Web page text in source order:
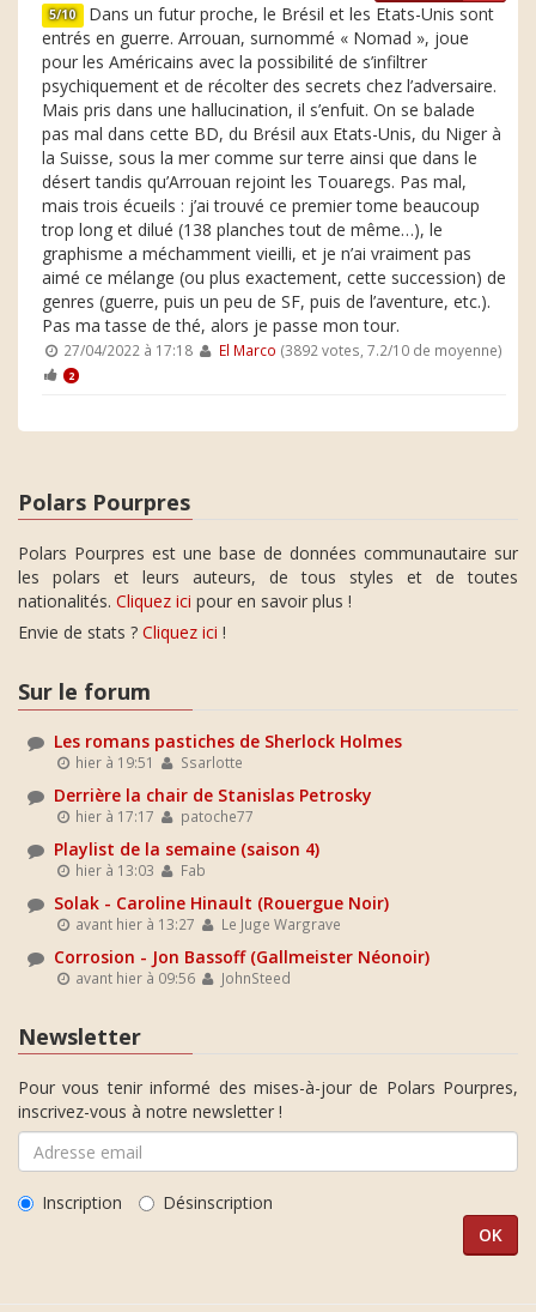
5/10 Dans un futur proche, le Brésil et les Etats-Unis sont
entrés en guerre. Arrouan, surnommé « Nomad », joue
pour les Américains avec la possibilité de s’infiltrer
psychiquement et de récolter des secrets chez l’adversaire.
Mais pris dans une hallucination, il s’enfuit. On se balade
pas mal dans cette BD, du Brésil aux Etats-Unis, du Niger à
la Suisse, sous la mer comme sur terre ainsi que dans le
désert tandis qu’Arrouan rejoint les Touaregs. Pas mal,
mais trois écueils : j’ai trouvé ce premier tome beaucoup
trop long et dilué (138 planches tout de même…), le
graphisme a méchamment vieilli, et je n’ai vraiment pas
aimé ce mélange (ou plus exactement, cette succession) de
genres (guerre, puis un peu de SF, puis de l’aventure, etc.).
Pas ma tasse de thé, alors je passe mon tour.
27/04/2022 à 17:18 El Marco (3892 votes, 7.2/10 de moyenne)
2
Polars Pourpres
Polars Pourpres est une base de données communautaire sur
les polars et leurs auteurs, de tous styles et de toutes
nationalités. Cliquez ici pour en savoir plus !
Envie de stats ? Cliquez ici !
Sur le forum
Les romans pastiches de Sherlock Holmes
hier à 19:51 Ssarlotte
Derrière la chair de Stanislas Petrosky
hier à 17:17 patoche77
Playlist de la semaine (saison 4)
hier à 13:03 Fab
Solak - Caroline Hinault (Rouergue Noir)
avant hier à 13:27 Le Juge Wargrave
Corrosion - Jon Bassoff (Gallmeister Néonoir)
avant hier à 09:56 JohnSteed
Newsletter
Pour vous tenir informé des mises-à-jour de Polars Pourpres,
inscrivez-vous à notre newsletter !
Inscription Désinscription